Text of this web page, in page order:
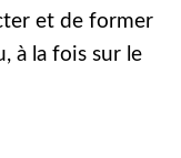
et de former
à la fois sur le